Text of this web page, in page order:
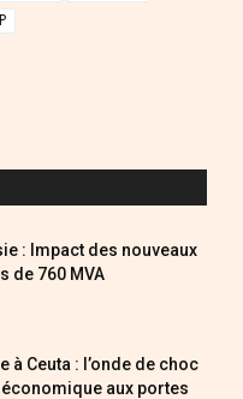
: Impact des nouveaux
de 760 MVA
à Ceuta : l’onde de choc
aux portes